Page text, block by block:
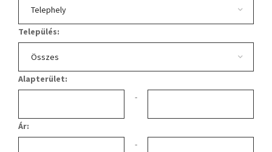
Település:
Alapterület:
-
Ár:
-